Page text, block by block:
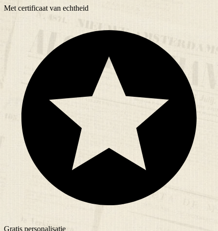
Met certificaat van echtheid
Gratis personalisatie